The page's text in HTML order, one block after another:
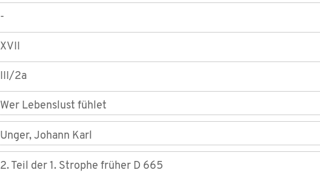
-
XVII
III/2a
Wer Lebenslust fühlet
Unger, Johann Karl
2. Teil der 1. Strophe früher D 665